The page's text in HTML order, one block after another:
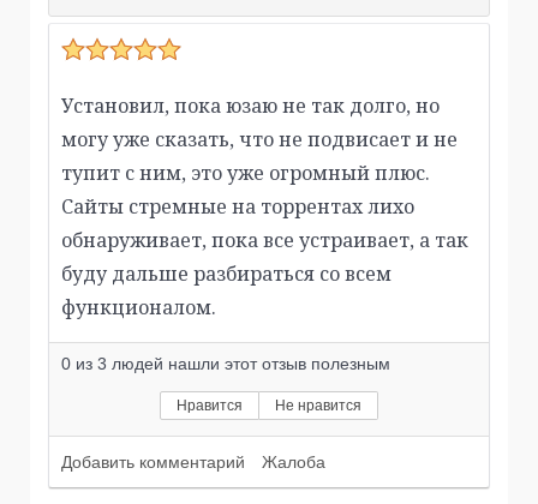
Установил, пока юзаю не так долго, но
могу уже сказать, что не подвисает и не
тупит с ним, это уже огромный плюс.
Сайты стремные на торрентах лихо
обнаруживает, пока все устраивает, а так
буду дальше разбираться со всем
функционалом.
0 из 3 людей нашли этот отзыв полезным
Нравится Не нравится
Добавить комментарий Жалоба